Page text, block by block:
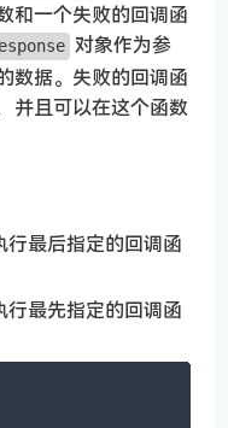
和一个失败的回调函
对象作为参
数据。失败的回调函
并且可以在这个函数
最后指定的回调函
最先指定的回调函